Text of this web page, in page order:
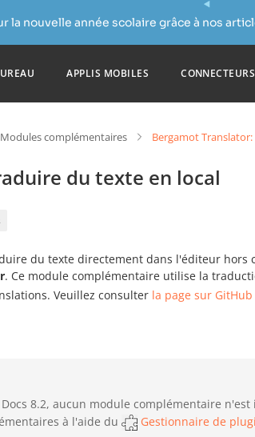
la nouvelle année scolaire grâce à nos
APPLIS MOBILES CONNECTEURS
Modules complémentaires Bergamot
du texte en local
du texte directement dans l'éditeur hors
. Ce module complémentaire utilise la
Veuillez consulter la page sur GitHub
Docs 8.2, aucun module complémentaire
à l'aide du
Gestionnaire de